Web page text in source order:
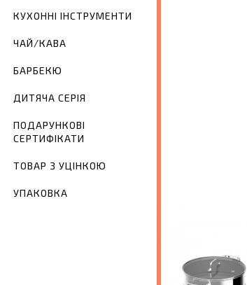
КУХОННІ ІНСТРУМЕНТИ
ЧАЙ/КАВА
БАРБЕКЮ
ДИТЯЧА СЕРІЯ
ПОДАРУНКОВІ
СЕРТИФІКАТИ
ТОВАР З УЦІНКОЮ
УПАКОВКА